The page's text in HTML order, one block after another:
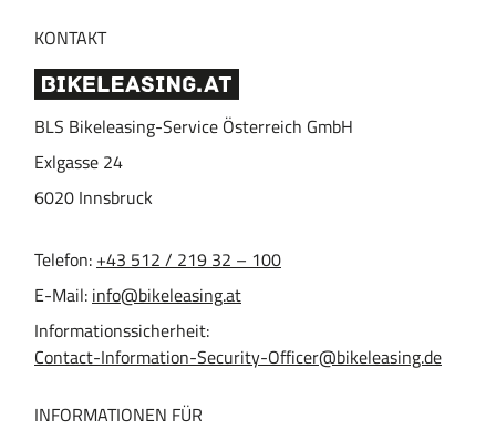
KONTAKT
BLS Bikeleasing-Service Österreich GmbH
Exlgasse 24
6020 Innsbruck
Telefon: +43 512 / 219 32 – 100
E-Mail: info@bikeleasing.at
Informationssicherheit:
Contact-Information-Security-Officer@bikeleasing.de
INFORMATIONEN FÜR